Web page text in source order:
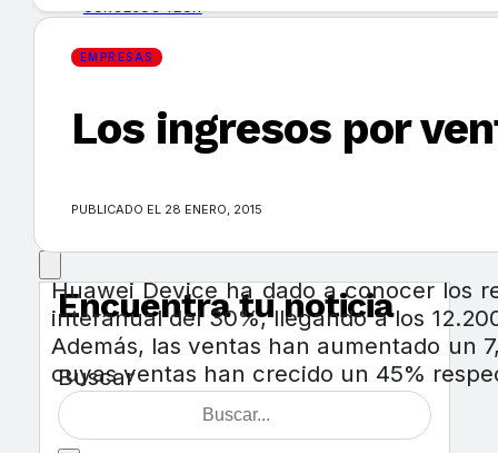
MERCADOS Y TENDENCIAS
Encuentra tu noticia
Buscar
EMPRESAS
Los ingresos por
PUBLICADO EL 28 ENERO, 2015
Huawei Device ha dado a conocer los
interanual del 30%, llegando a los
Además, las ventas han aumentado un
cuyas ventas han crecido un 45%